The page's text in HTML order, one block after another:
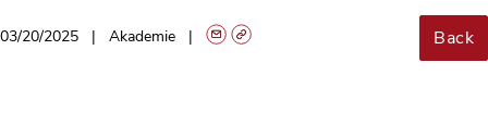
03/20/2025 Akademie Back